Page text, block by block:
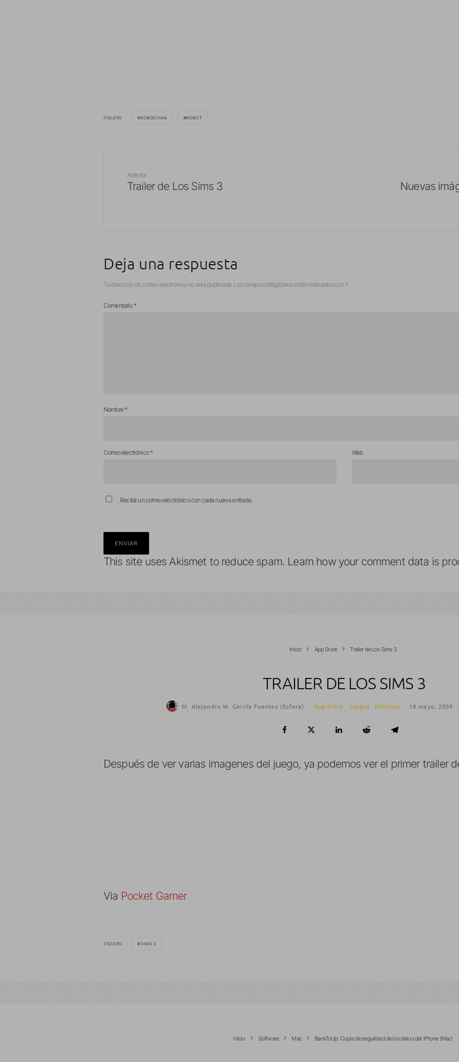
ETIQUETAS ROBOCHAN ROBOT
Anterior
Trailer de Los Sims 3
Nuevas
Deja una respuesta
Tu dirección de correo electrónico no será publicada. Los campos obligatorios están marcados con *
Comentario *
Nombre*
Correo electrónico* Web
Recibir un correo electrónico con cada nueva entrada.
This site uses Akismet to reduce spam. Learn how your comment data is
Inicio App Store Trailer de Los Sims 3
TRAILER DE LOS SIMS 3
M. Alejandro W. García Fuentes (Esfera) · App Store Juegos Noticias · 18 mayo, 2009 ·
Después de ver varias imagenes del juego, ya podemos ver el primer trailer
Via Pocket Gamer
ETIQUETAS SIMS 3
Inicio Software Mac BackToUp: Copia de seguridad de los datos del iPhone (Mac)